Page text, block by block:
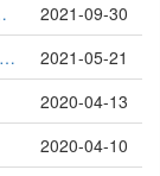
2021-09-30
2021-05-21
2020-04-13
2020-04-10